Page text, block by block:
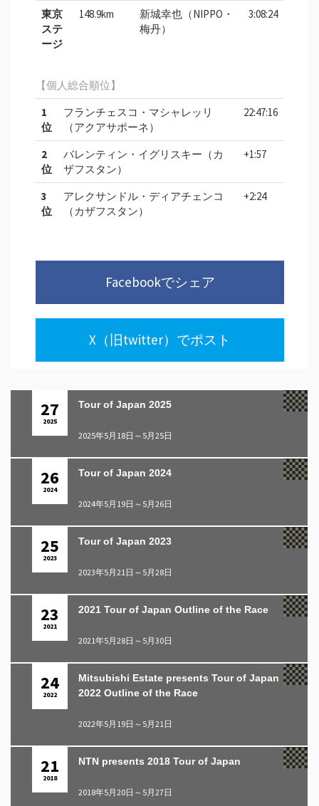
東京
ステ
ージ
148.9km
新城幸也（NIPPO・
梅丹）
3:08:24
【個人総合順位】
1
位
フランチェスコ・マシャレッリ
（アクアサポーネ）
22:47:16
2
位
バレンティン・イグリスキー（カ
ザフスタン）
+1:57
3
位
アレクサンドル・ディアチェンコ
（カザフスタン）
+2:24
Facebookでシェア
X（旧twitter）でポスト
Tour of Japan 2025
2025年5月18日～5月25日
27
2025
Tour of Japan 2024
2024年5月19日～5月26日
26
2024
Tour of Japan 2023
2023年5月21日～5月28日
25
2023
2021 Tour of Japan Outline of the Race
2021年5月28日～5月30日
23
2021
Mitsubishi Estate presents Tour of Japan
2022 Outline of the Race
2022年5月19日～5月21日
24
2022
NTN presents 2018 Tour of Japan
2018年5月20日～5月27日
21
2018